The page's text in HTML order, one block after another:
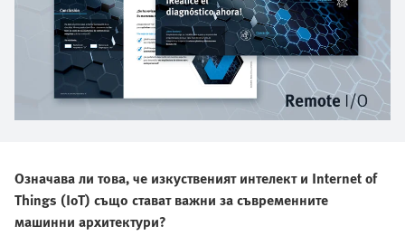
Означава ли това, че изкуственият интелект и Internet of
Things (IoT) също стават важни за съвременните
машинни архитектури?